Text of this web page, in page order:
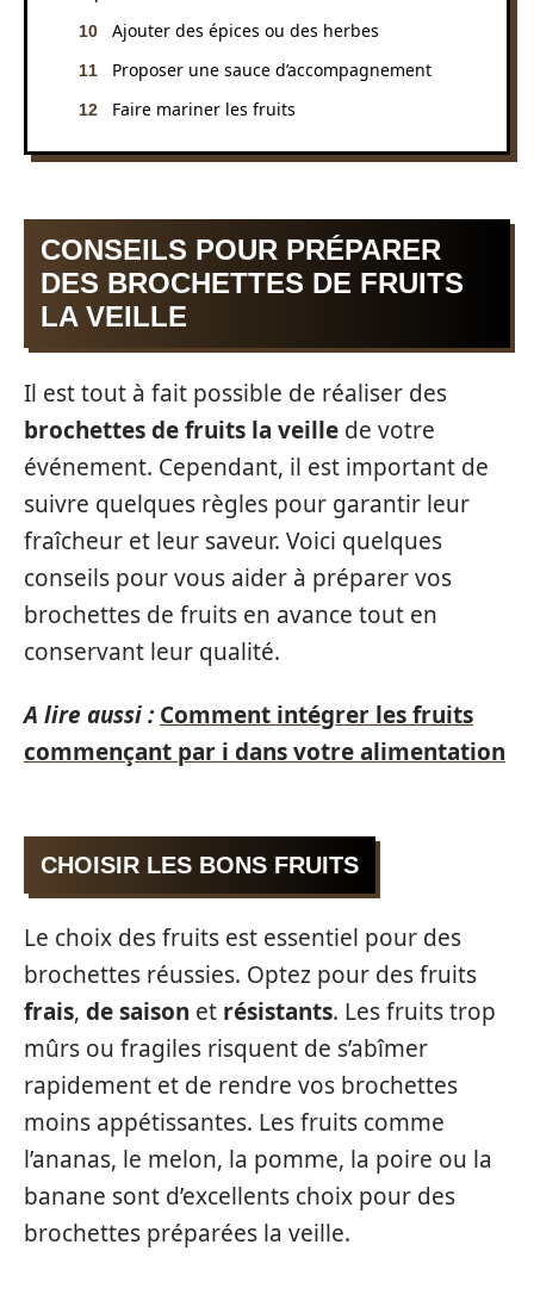
Ajouter des épices ou des herbes
Proposer une sauce d’accompagnement
Faire mariner les fruits
CONSEILS POUR PRÉPARER
DES BROCHETTES DE FRUITS
LA VEILLE
Il est tout à fait possible de réaliser des
brochettes de fruits la veille de votre
événement. Cependant, il est important de
suivre quelques règles pour garantir leur
fraîcheur et leur saveur. Voici quelques
conseils pour vous aider à préparer vos
brochettes de fruits en avance tout en
conservant leur qualité.
A lire aussi : Comment intégrer les fruits
commençant par i dans votre alimentation
CHOISIR LES BONS FRUITS
Le choix des fruits est essentiel pour des
brochettes réussies. Optez pour des fruits
frais, de saison et résistants. Les fruits trop
mûrs ou fragiles risquent de s’abîmer
rapidement et de rendre vos brochettes
moins appétissantes. Les fruits comme
l’ananas, le melon, la pomme, la poire ou la
banane sont d’excellents choix pour des
brochettes préparées la veille.